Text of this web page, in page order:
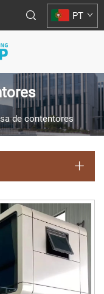
PT
de contentores